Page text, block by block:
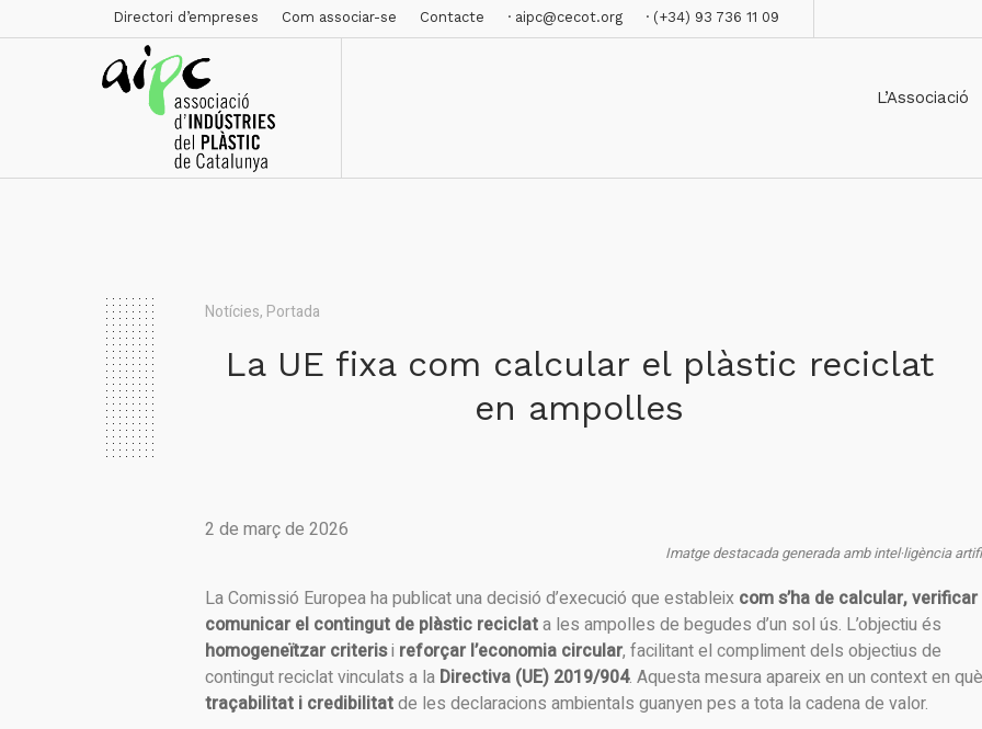
Directori d’empreses Com associar-se Contacte · aipc@cecot.org · (+34) 93 736 11 09
L’Associació
Notícies, Portada
La UE fixa com calcular el plàstic reciclat
en ampolles
2 de març de 2026
Imatge destacada generada amb intel·ligència
La Comissió Europea ha publicat una decisió d’execució que estableix com s’ha de calcular, verificar
comunicar el contingut de plàstic reciclata les ampolles de begudes d’un sol ús. L’objectiu és
homogeneïtzar criterisi reforçar l’economia circular, facilitant el compliment dels objectius de
contingut reciclat vinculats a la Directiva (UE) 2019/904. Aquesta mesura apareix en un context en què
traçabilitat i credibilitatde les declaracions ambientals guanyen pes a tota la cadena de valor.